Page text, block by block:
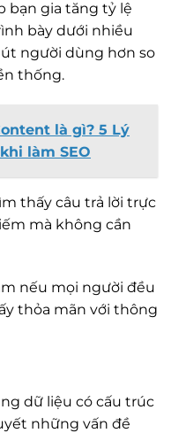
bạn gia tăng tỷ lệ
bày dưới nhiều
người dùng hơn so
thống.
là gì? 5 Lý
làm SEO
thấy câu trả lời trực
mà không cần
nếu mọi người đều
thỏa mãn với thông
dữ liệu có cấu trúc
những vấn đề